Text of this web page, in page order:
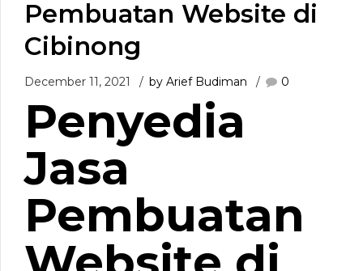
Pembuatan Website di
Cibinong
December 11, 2021 by Arief Budiman 0
Penyedia
Jasa
Pembuatan